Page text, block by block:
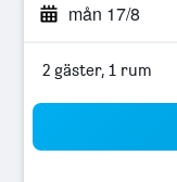
mån 17/8
2 gäster, 1 rum